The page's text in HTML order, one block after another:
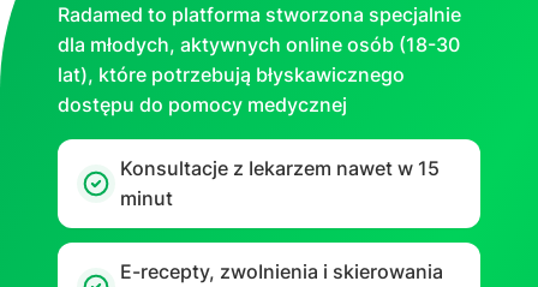
Radamed to platforma stworzona specjalnie
dla młodych, aktywnych online osób (18-30
lat), które potrzebują błyskawicznego
dostępu do pomocy medycznej
Konsultacje z Iеkаrzem nawet w 15
minut
E-rесерty, zwоInіеnia i skierowania